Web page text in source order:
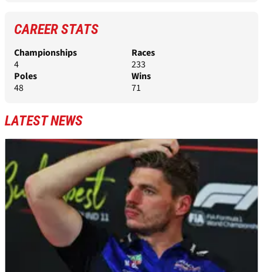
CAREER STATS
Championships
4
Races
233
Poles
48
Wins
71
LATEST NEWS